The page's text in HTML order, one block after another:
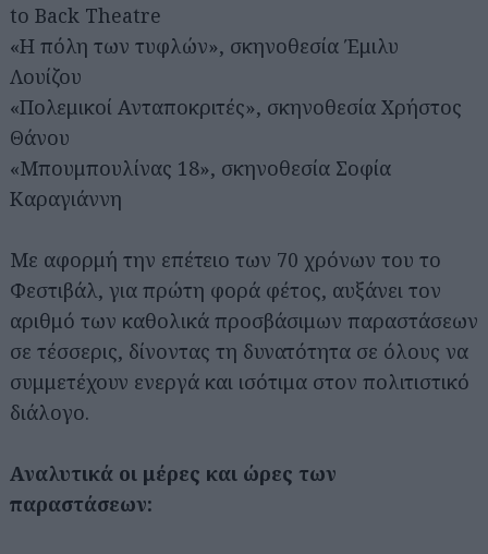
to Back Theatre
«Η πόλη των τυφλών», σκηνοθεσία Έμιλυ
Λουίζου
«Πολεμικοί Ανταποκριτές», σκηνοθεσία Χρήστος
Θάνου
«Μπουμπουλίνας 18», σκηνοθεσία Σοφία
Καραγιάννη
Με αφορμή την επέτειο των 70 χρόνων του το
Φεστιβάλ, για πρώτη φορά φέτος, αυξάνει τον
αριθμό των καθολικά προσβάσιμων παραστάσεων
σε τέσσερις, δίνοντας τη δυνατότητα σε όλους να
συμμετέχουν ενεργά και ισότιμα στον πολιτιστικό
διάλογο.
Αναλυτικά οι μέρες και ώρες των
παραστάσεων: